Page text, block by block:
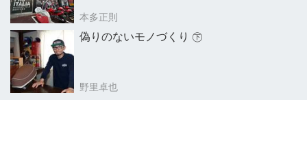
本多正則
偽りのないモノづくり ㊦
野里卓也